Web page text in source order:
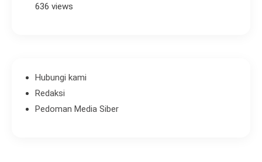
636 views
Hubungi kami
Redaksi
Pedoman Media Siber